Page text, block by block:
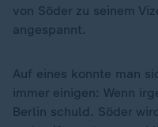
von Söder zu seinem
angespannt.
Auf eines konnte man
immer einigen: Wenn
Berlin schuld. Söder